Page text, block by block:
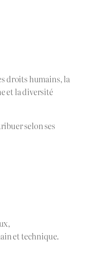
droits humains, la
et la diversité
selon ses
et technique.